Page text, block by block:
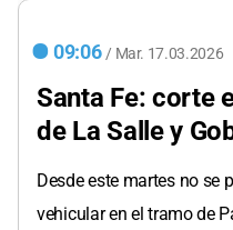
09:06 / Mar. 17.03.2026
Santa Fe: corte
de La Salle y
Desde este martes no se
vehicular en el tramo de